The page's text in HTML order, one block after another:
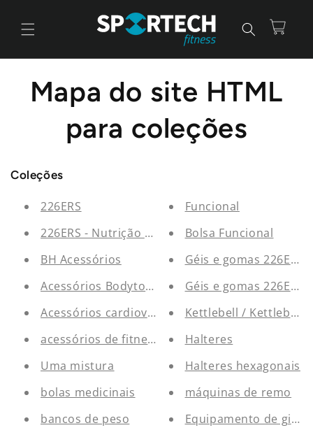
conteúdo
Carrinho
Mapa do site HTML
para coleções
Coleções
226ERS
226ERS - Nutrição esportiva
BH Acessórios
Acessórios Bodytone
Acessórios cardiovasculares
acessórios de fitness
Uma mistura
bolas medicinais
bancos de peso
Funcional
Bolsa Funcional
Géis e gomas 226ERS
Géis e gomas 226ERS
Kettlebell / Kettlebells
Halteres
Halteres hexagonais
máquinas de remo
Equipamento de